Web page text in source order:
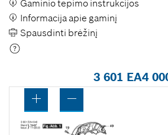
Gaminio tepimo instrukcijos
Informacija apie gaminį
Spausdinti brėžinį
3 601 EA4